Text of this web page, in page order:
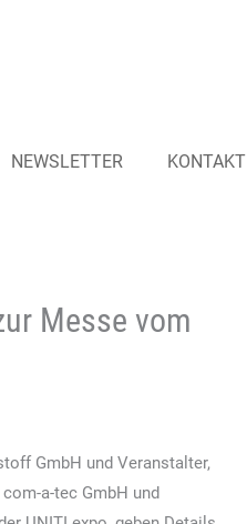
NEWSLETTER KONTAKT
Messe vom
GmbH und Veranstalter,
a-tec GmbH und